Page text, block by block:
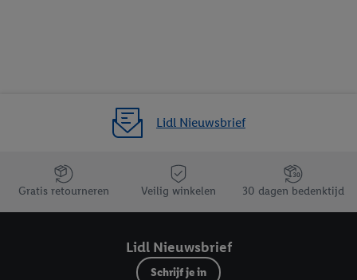
Lidl Nieuwsbrief
Jouw voordelen bij ons als Lidl webshop klant
Gratis retourneren Veilig winkelen 30 dagen bedenktijd
Lidl Nieuwsbrief
Schrijf je in